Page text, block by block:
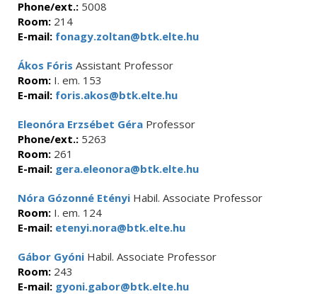
Phone/ext.: 5008
Room: 214
E-mail: fonagy.zoltan@btk.elte.hu
Ákos Fóris Assistant Professor
Room: I. em. 153
E-mail: foris.akos@btk.elte.hu
Eleonóra Erzsébet Géra Professor
Phone/ext.: 5263
Room: 261
E-mail: gera.eleonora@btk.elte.hu
Nóra Gózonné Etényi Habil. Associate Professor
Room: I. em. 124
E-mail: etenyi.nora@btk.elte.hu
Gábor Gyóni Habil. Associate Professor
Room: 243
E-mail: gyoni.gabor@btk.elte.hu